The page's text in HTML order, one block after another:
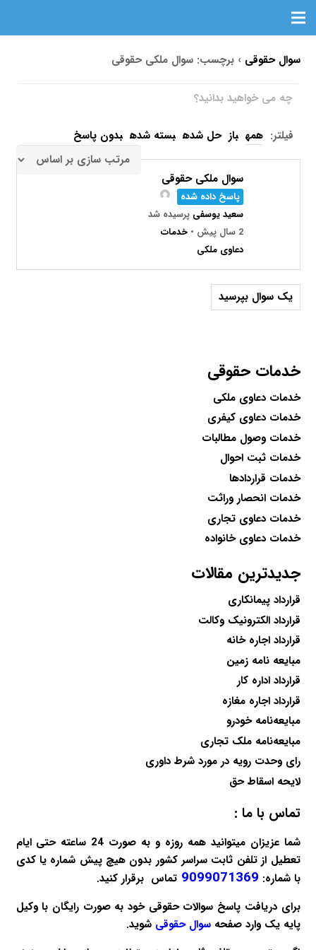
سوال حقوقی ›برچسب: سوال ملکی حقوقی
فیلتر: همه باز حل شده بسته شده بدون پاسخ
سوال ملکی حقوقی
پاسخ داده شده
سعید یوسفی پرسیده شد
2 سال پیش
•خدمات
دعاوی ملکی
یک سوال بپرسید
خدمات حقوقی
خدمات دعاوی ملکی
خدمات دعاوی کیفری
خدمات وصول مطالبات
خدمات ثبت احوال
خدمات قراردادها
خدمات انحصار وراثت
خدمات دعاوی تجاری
خدمات دعاوی خانواده
جدیدترین مقالات
قرارداد پیمانکاری
قرارداد الکترونیک وکالت
قرارداد اجاره خانه
مبایعه نامه زمین
قرارداد اداره کار
قرارداد اجاره مغازه
مبایعه‌نامه خودرو
مبایعه‌نامه ملک تجاری
رای وحدت رویه در مورد شرط داوری
لایحه اسقاط حق
تماس با ما :
شما عزیزان میتوانید همه روزه و به صورت 24 ساعته حتی ایام
تعطیل از تلفن ثابت سراسر کشور بدون هیچ پیش شماره یا کدی
با شماره: 9099071369 تماس برقرار کنید.
برای دریافت پاسخ سوالات حقوقی خود به صورت رایگان با وکیل
پایه یک وارد صفحهسوال حقوقی شوید.